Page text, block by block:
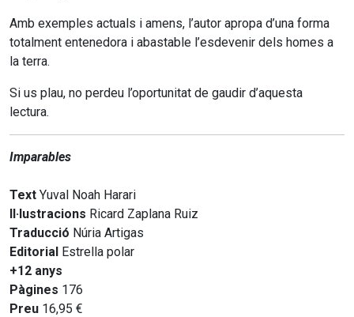
Amb exemples actuals i amens, l’autor apropa d’una forma
totalment entenedora i abastable l’esdevenir dels homes a
la terra.
Si us plau, no perdeu l’oportunitat de gaudir d’aquesta
lectura.
Imparables
Text Yuval Noah Harari
Il·lustracions Ricard Zaplana Ruiz
Traducció Núria Artigas
Editorial Estrella polar
+12 anys
Pàgines 176
Preu 16,95 €